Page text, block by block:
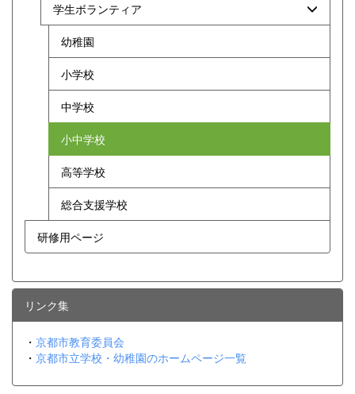
学生ボランティア
幼稚園
小学校
中学校
小中学校
高等学校
総合支援学校
研修用ページ
リンク集
・ 京都市教育委員会
・ 京都市立学校・幼稚園のホームページ一覧